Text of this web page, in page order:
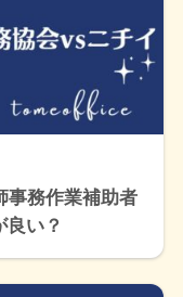
事務作業補助者
い？